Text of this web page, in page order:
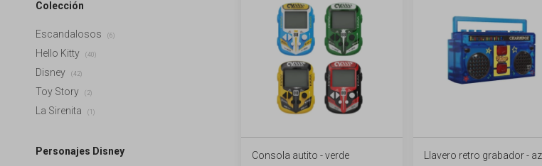
Consola autito - verde Llavero retro grabador -
Colección
Escandalosos (6)
Hello Kitty (40)
Disney (42)
Toy Story (2)
La Sirenita (1)
Personajes Disney